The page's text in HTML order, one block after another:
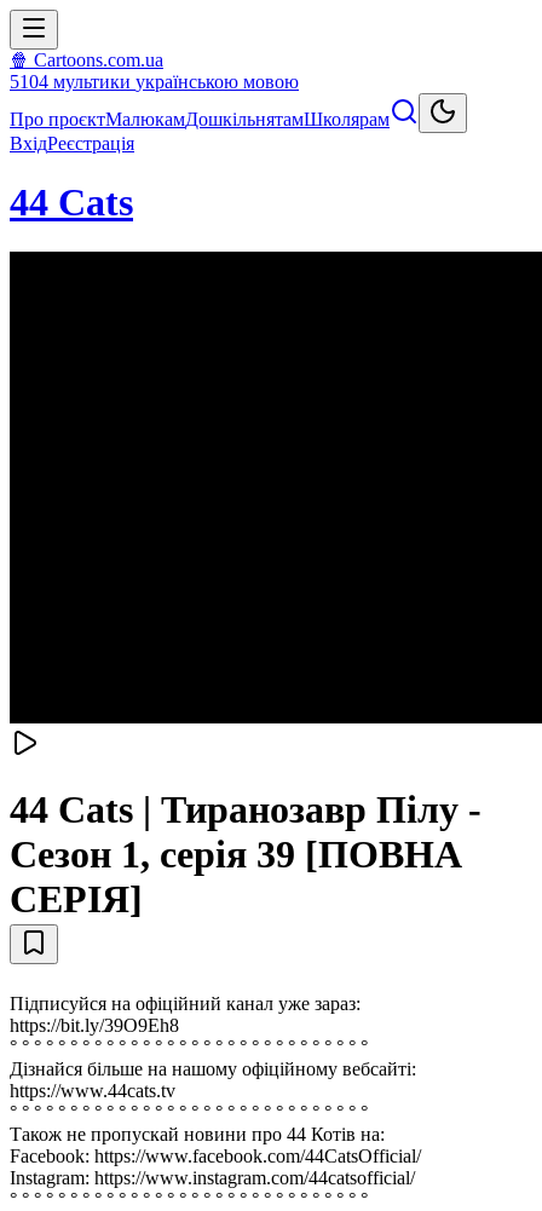
🍿 Cartoons.com.ua
5104 мультики українською мовою
Про проєктМалюкамДошкільнятамШколярам
ВхідРеєстрація
44 Cats
44 Cats | Тиранозавр Пілу -
Сезон 1, серія 39 [ПОВНА
СЕРІЯ]
Підписуйся на офіційний канал уже зараз:
https://bit.ly/39O9Eh8
° ° ° ° ° ° ° ° ° ° ° ° ° ° ° ° ° ° ° ° ° ° ° ° ° ° ° ° ° °
Дізнайся більше на нашому офіційному вебсайті:
https://www.44cats.tv
° ° ° ° ° ° ° ° ° ° ° ° ° ° ° ° ° ° ° ° ° ° ° ° ° ° ° ° ° °
Також не пропускай новини про 44 Котів на:
Facebook: https://www.facebook.com/44CatsOfficial/
Instagram: https://www.instagram.com/44catsofficial/
° ° ° ° ° ° ° ° ° ° ° ° ° ° ° ° ° ° ° ° ° ° ° ° ° ° ° ° ° °